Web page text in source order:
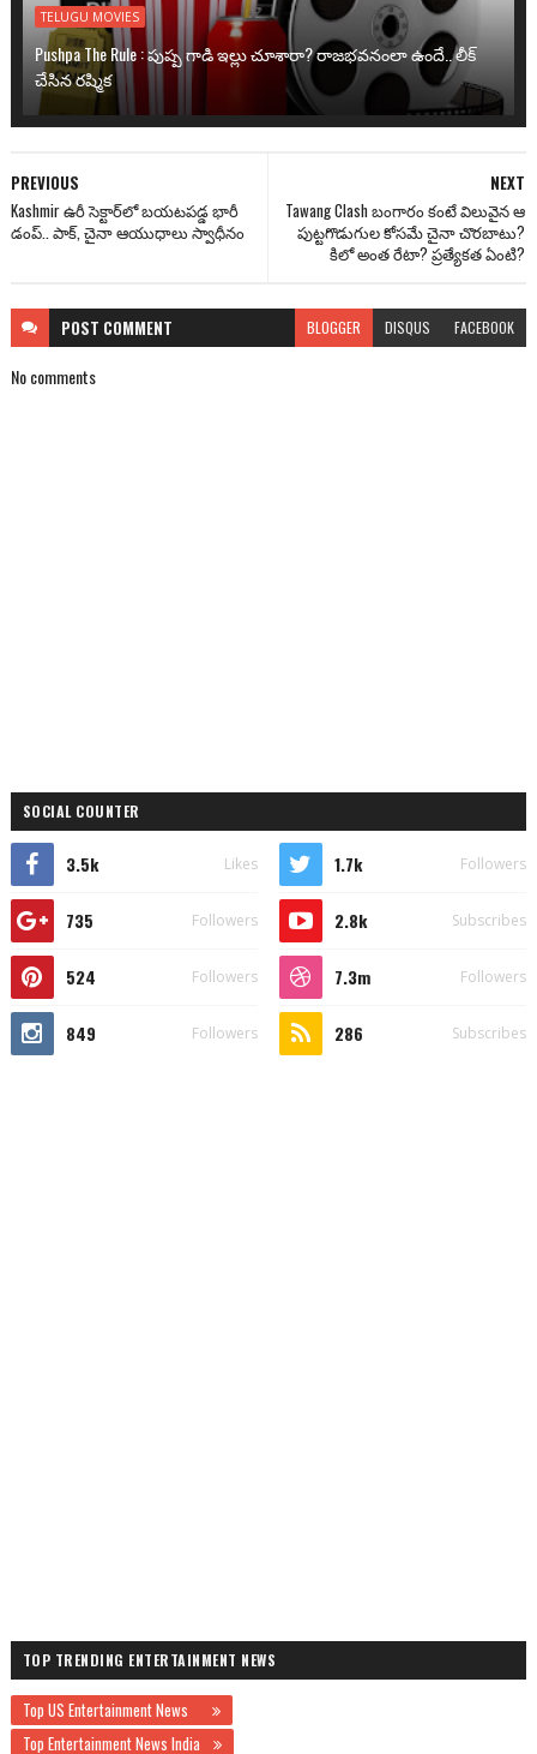
TELUGU MOVIES
Pushpa The Rule : పుష్ప గాడి ఇల్లు చూశారా? రాజభవనంలా ఉందే.. లీక్
చేసిన రష్మిక
NEXT
Tawang Clash బంగారం కంటే విలువైన ఆ
పుట్టగొడుగుల కోసమే చైనా చొరబాటు?
కిలో అంత రేటా? ప్రత్యేకత ఏంటి?
PREVIOUS
Kashmir ఉరీ సెక్టార్‌లో బయటపడ్డ భారీ
డంప్.. పాక్, చైనా ఆయుధాలు స్వాధీనం
POST COMMENT BLOGGER DISQUS FACEBOOK
No comments
SOCIAL COUNTER
3.5k Likes 1.7k Followers
735 Followers 2.8k Subscribes
524 Followers 7.3m Followers
849 Followers 286 Subscribes
TOP TRENDING ENTERTAINMENT NEWS
Top US Entertainment News
Top Entertainment News India